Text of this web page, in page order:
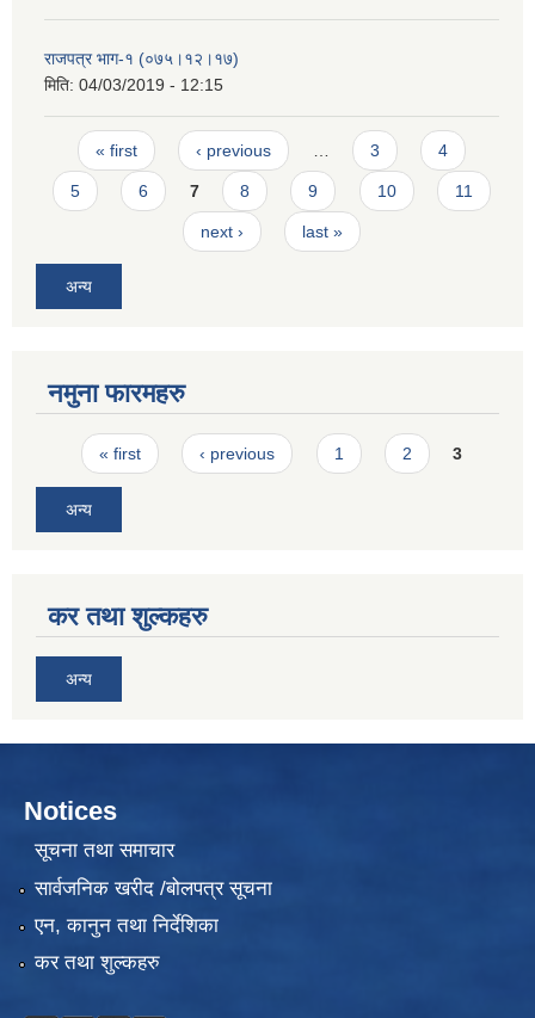
राजपत्र भाग-१ (०७५।१२।१७)
मिति: 04/03/2019 - 12:15
Pages
« first ‹ previous 3 4
5 6 7 8 9 10 11
next › last »
अन्य
नमुना फारमहरु
Pages
« first ‹ previous 1 2 3
अन्य
कर तथा शुल्कहरु
अन्य
Notices
सूचना तथा समाचार
सार्वजनिक खरीद /बोलपत्र सूचना
एन, कानुन तथा निर्देशिका
कर तथा शुल्कहरु